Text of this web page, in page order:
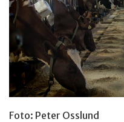
Foto: Peter Osslund